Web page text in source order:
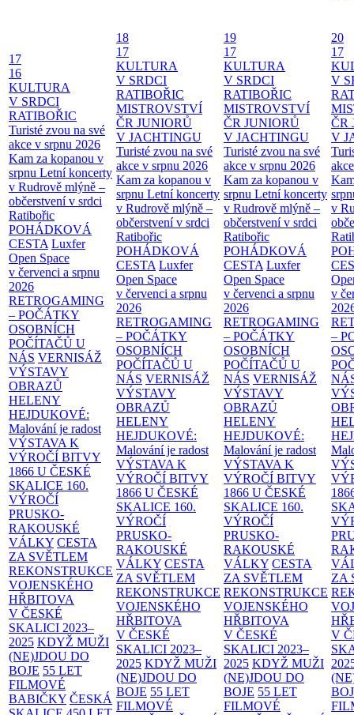
17
16
KULTURA
V SRDCI
RATIBOŘIC
Turisté zvou na své
akce v srpnu 2026
Kam za kopanou v
srpnu Letní koncerty
v Rudrově mlýně –
občerstvení v srdci
Ratibořic
POHÁDKOVÁ
CESTA Luxfer
Open Space
v červenci a srpnu
2026
RETROGAMING
– POČÁTKY
OSOBNÍCH
POČÍTAČŮ U
NÁS VERNISÁŽ
VÝSTAVY
OBRAZŮ
HELENY
HEJDUKOVÉ:
Malování je radost
VÝSTAVA K
VÝROČÍ BITVY
1866 U ČESKÉ
SKALICE 160.
VÝROČÍ
PRUSKO-
RAKOUSKÉ
VÁLKY CESTA
ZA SVĚTLEM
REKONSTRUKCE
VOJENSKÉHO
HŘBITOVA
V ČESKÉ
SKALICI 2023–
2025 KDYŽ MUŽI
(NE)JDOU DO
BOJE 55 LET
FILMOVÉ
BABIČKY ČESKÁ
18
17
KULTURA
V SRDCI
RATIBOŘIC
MISTROVSTVÍ
ČR JUNIORŮ
V JACHTINGU
Turisté zvou na své
akce v srpnu 2026
Kam za kopanou v
srpnu Letní koncerty
v Rudrově mlýně –
občerstvení v srdci
Ratibořic
POHÁDKOVÁ
CESTA Luxfer
Open Space
v červenci a srpnu
2026
RETROGAMING
– POČÁTKY
OSOBNÍCH
POČÍTAČŮ U
NÁS VERNISÁŽ
VÝSTAVY
OBRAZŮ
HELENY
HEJDUKOVÉ:
Malování je radost
VÝSTAVA K
VÝROČÍ BITVY
1866 U ČESKÉ
SKALICE 160.
VÝROČÍ
PRUSKO-
RAKOUSKÉ
VÁLKY CESTA
ZA SVĚTLEM
REKONSTRUKCE
VOJENSKÉHO
HŘBITOVA
V ČESKÉ
SKALICI 2023–
2025 KDYŽ MUŽI
(NE)JDOU DO
BOJE 55 LET
FILMOVÉ
19
17
KULTURA
V SRDCI
RATIBOŘIC
MISTROVSTVÍ
ČR JUNIORŮ
V JACHTINGU
Turisté zvou na své
akce v srpnu 2026
Kam za kopanou v
srpnu Letní koncerty
v Rudrově mlýně –
občerstvení v srdci
Ratibořic
POHÁDKOVÁ
CESTA Luxfer
Open Space
v červenci a srpnu
2026
RETROGAMING
– POČÁTKY
OSOBNÍCH
POČÍTAČŮ U
NÁS VERNISÁŽ
VÝSTAVY
OBRAZŮ
HELENY
HEJDUKOVÉ:
Malování je radost
VÝSTAVA K
VÝROČÍ BITVY
1866 U ČESKÉ
SKALICE 160.
VÝROČÍ
PRUSKO-
RAKOUSKÉ
VÁLKY CESTA
ZA SVĚTLEM
REKONSTRUKCE
VOJENSKÉHO
HŘBITOVA
V ČESKÉ
SKALICI 2023–
2025 KDYŽ MUŽI
(NE)JDOU DO
BOJE 55 LET
FILMOVÉ
20
17
V
ČR
V
v
v
–
ZA
V